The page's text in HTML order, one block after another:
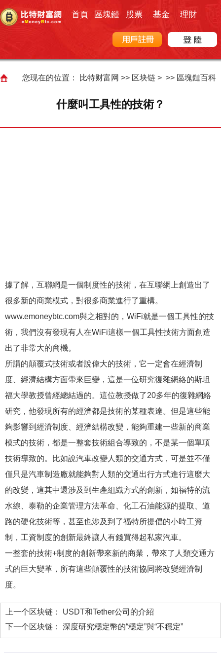
首頁 區塊鏈 股票 基金 理財
您现在的位置： 比特财富网 >> 区块链> >> 區塊鏈百科
什麼叫工具性的技術？
據了解，互聯網是一個制度性的技術，在互聯網上創造出了
很多新的商業模式，對很多商業進行了重構。
www.emoneybtc.com與之相對的，WiFi就是一個工具性的技
術，我們沒有發現有人在WiFi這樣一個工具性技術方面創造
出了非常大的商機。
所謂的顛覆式技術或者說偉大的技術，它一定會在經濟制
度、經濟結構方面帶來巨變，這是一位研究復雜網絡的斯坦
福大學教授曾經總結過的。這位教授做了20多年的復雜網絡
研究，他發現所有的經濟都是技術的某種表達。但是這些能
夠影響到經濟制度、經濟結構改變，能夠重建一些新的商業
模式的技術，都是一整套技術組合導致的，不是某一個單項
技術導致的。比如說汽車改變人類的交通方式，可是並不僅
僅只是汽車制造廠就能夠對人類的交通出行方式進行這麼大
的改變，這其中還涉及到生產組織方式的創新，如福特的流
水線、泰勒的企業管理方法革命、化工石油能源的提取、道
路的硬化技術等，甚至也涉及到了福特所提倡的小時工資
制，工資制度的創新最終讓人有錢買得起私家汽車。
一整套的技術+制度的創新帶來新的商業，帶來了人類交通方
式的巨大變革，所有這些顛覆性的技術協同將改變經濟制
度。
上一个区块链： USDT和Tether公司的介紹
下一个区块链： 深度研究穩定幣的“穩定”與“不穩定”